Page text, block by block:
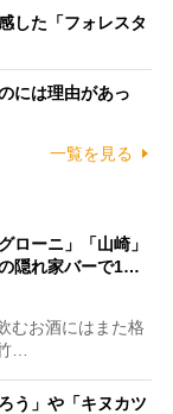
した「フォレスタ
には理由があっ
一覧を見る
ローニ」「山崎」
隠れ家バーで1…
むお酒にはまた格
…
う」や「キヌカツ